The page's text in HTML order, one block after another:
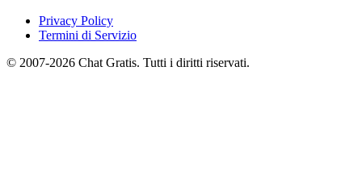
Privacy Policy
Termini di Servizio
© 2007-2026 Chat Gratis. Tutti i diritti riservati.